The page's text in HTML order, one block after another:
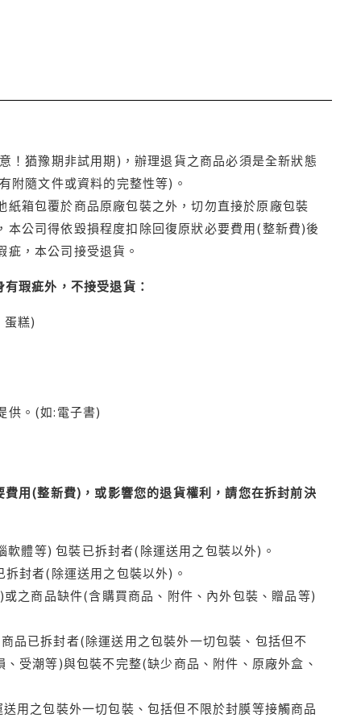
！猶豫期非試用期)，辦理退貨之商品必須是全新狀態
附隨文件或資料的完整性等)。
箱包覆於商品原廠包裝之外，切勿直接於原廠包裝
公司得依毀損程度扣除回復原狀必要費用(整新費)後
，本公司接受退貨。
瑕疵外，不接受退貨：
蛋糕)
供。(如:電子書)
用(整新費)，或影響您的退貨權利，請您在拆封前決
體等) 包裝已拆封者(除運送用之包裝以外)。
封者(除運送用之包裝以外)。
之商品缺件(含購買商品、附件、內外包裝、贈品等)
品已拆封者(除運送用之包裝外一切包裝、包括但不
受潮等)與包裝不完整(缺少商品、附件、原廠外盒、
用之包裝外一切包裝、包括但不限於封膜等接觸商品